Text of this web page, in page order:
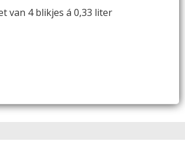
van 4 blikjes á 0,33 liter